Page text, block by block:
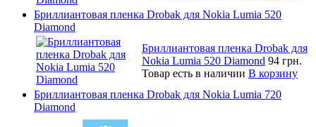
Бриллиантовая пленка Drobak для Nokia Lumia 520
Diamond
Бриллиантовая пленка Drobak для
Nokia Lumia 520 Diamond 94 грн.
Товар есть в наличии В корзину
Бриллиантовая пленка Drobak для Nokia Lumia 720
Diamond